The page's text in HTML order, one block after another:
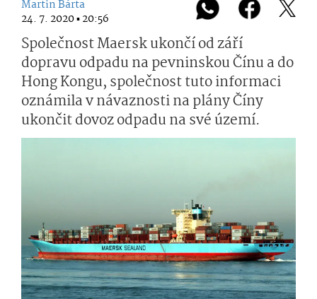
Martin Bárta
24. 7. 2020 ▪ 20:56
Společnost Maersk ukončí od září
dopravu odpadu na pevninskou Čínu a do
Hong Kongu, společnost tuto informaci
oznámila v návaznosti na plány Číny
ukončit dovoz odpadu na své území.